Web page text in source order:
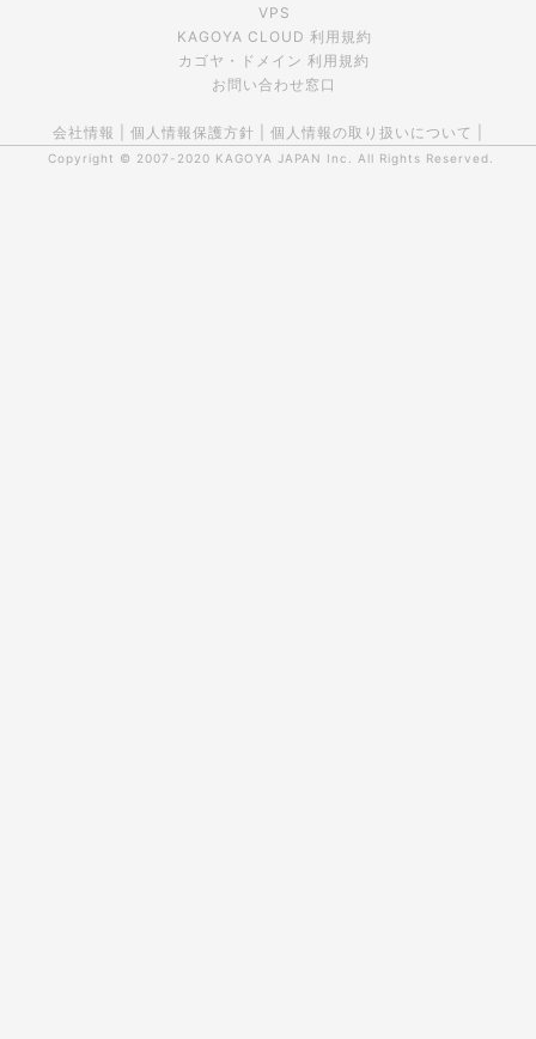
VPS
KAGOYA CLOUD 利用規約
カゴヤ・ドメイン 利用規約
お問い合わせ窓口
会社情報 個人情報保護方針 個人情報の取り扱いについて
Copyright © 2007-2020 KAGOYA JAPAN Inc. All Rights Reserved.